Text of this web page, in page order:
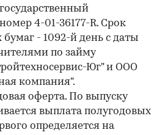
4-01-36177-R. Срок
- 1092-й день с даты
по займу
Юг" и ООО
компания".
оферта. По выпуску
выплата полугодовых
определяется на